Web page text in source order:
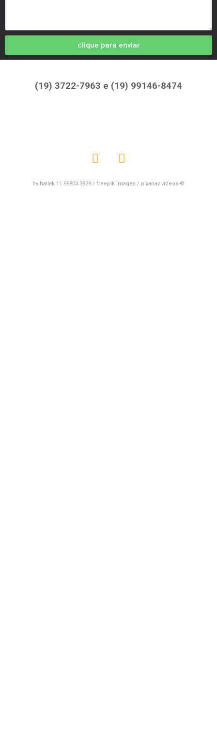
clique para enviar
(19) 3722-7963 e (19) 99146-8474
by hallak 11 99803 3929 / freepik images / pixabay videos ©